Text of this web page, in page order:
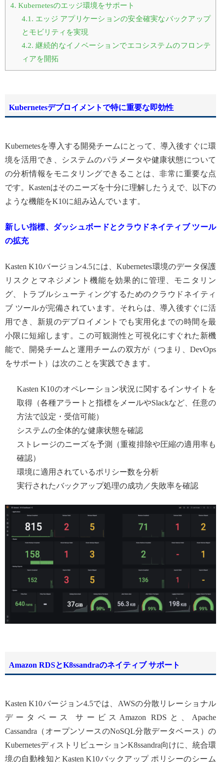
4. Kubernetesのエッジ環境をサポート
4.1. エッジ アプリケーションの安全確実なバックアップ
とモビリティを実現
4.2. 継続的なイノベーションでエコシステムのフロンテ
ィアを開拓
Kubernetesデプロイメントで特に重要な即効性
Kubernetesを導入する開発チームにとって、導入後すぐに環
境を活用でき、システムのパラメータや健康状態について
の分析情報をモニタリングできることは、非常に重要な点
です。Kastenはそのニーズを十分に理解したうえで、以下の
ような機能をK10に組み込んでいます。
新しい指標、ダッシュボードとクラウドネイティブ ツール
の拡充
Kasten K10バージョン4.5には、Kubernetes環境のデータ保護
リスクとマネジメント機能を効果的に管理、モニタリン
グ、トラブルシューティングするためのクラウドネイティ
ブ ツールが完備されています。それらは、導入後すぐに活
用でき、新規のデプロイメントでも実用化までの時間を最
小限に短縮します。この可観測性と可視化にすぐれた新機
能で、開発チームと運用チームの双方が（つまり、DevOps
をサポート）は次のことを実践できます。
Kasten K10のオペレーション状況に関するインサイトを
取得（各種アラートと指標をメールやSlackなど、任意の
方法で設定・受信可能）
システムの全体的な健康状態を確認
ストレージのニーズを予測（重複排除や圧縮の適用率も
確認）
環境に適用されているポリシー数を分析
実行されたバックアップ処理の成功／失敗率を確認
Amazon RDSとK8ssandraのネイティブ サポート
Kasten K10バージョン4.5では、AWSの分散リレーショナル
データベース サービスAmazon RDSと、Apache
Cassandra（オープンソースのNoSQL分散データベース）の
KubernetesディストリビューションK8ssandra向けに、統合環
境の自動検知とKasten K10バックアップ ポリシーのシーム